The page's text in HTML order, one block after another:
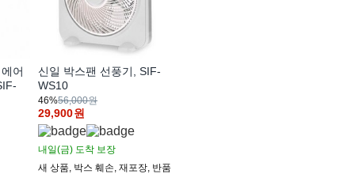
어
신일 박스팬 선풍기, SIF-
WS10
46%56,000원
29,900원
내일(금) 도착 보장
새 상품 박스 훼손 재포장 반품